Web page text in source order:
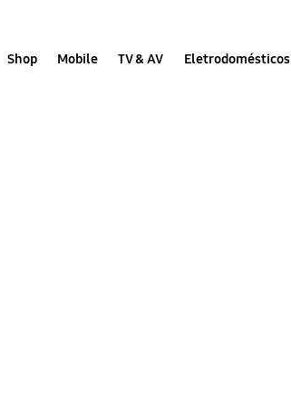
Shop Mobile TV & AV Eletrodomésticos